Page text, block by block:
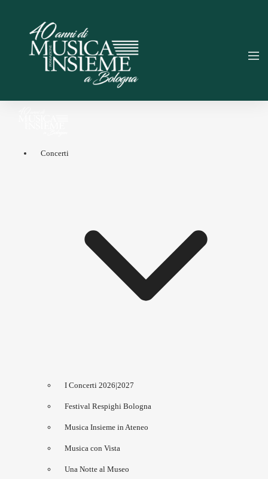
Concerti
I Concerti 2026|2027
Festival Respighi Bologna
Musica Insieme in Ateneo
Musica con Vista
Una Notte al Museo